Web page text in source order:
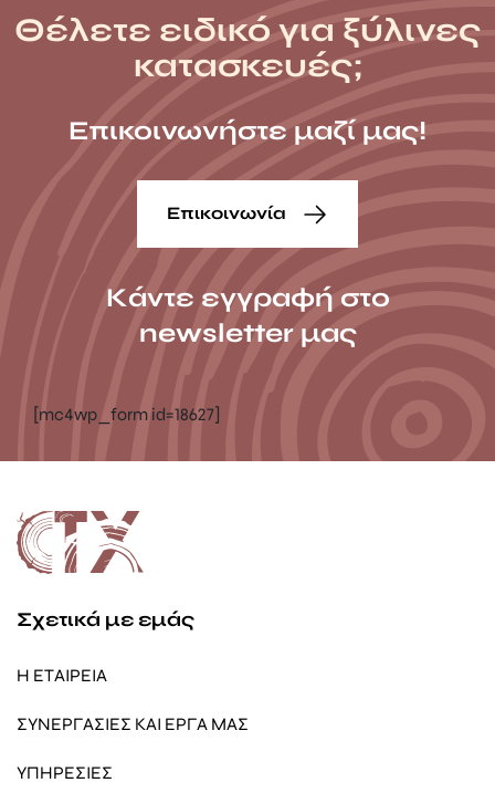
Θέλετε ειδικό για ξύλινες
κατασκευές;
Επικοινωνήστε μαζί μας!
Επικοινωνία
Κάντε εγγραφή στο
newsletter μας
[mc4wp_form id=18627]
Σχετικά με εμάς
Η ΕΤΑΙΡΕΙΑ
ΣΥΝΕΡΓΑΣΙΕΣ ΚΑΙ ΕΡΓΑ ΜΑΣ
ΥΠΗΡΕΣΙΕΣ